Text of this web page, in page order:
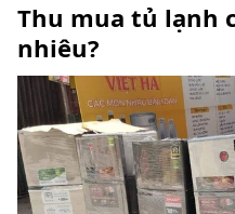
Thu mua tủ lạnh
nhiêu?